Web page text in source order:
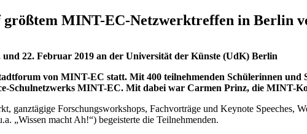
größtem MINT-EC-Netzwerktreffen in Berlin
und 22. Februar 2019 an der Universität der Künste (UdK) Berlin
von MINT-EC statt. Mit 400 teilnehmenden Schülerinnen
Schulnetzwerks MINT-EC. Mit dabei war Carmen Prinz, die MINT-
ganztägige Forschungsworkshops, Fachvorträge und Keynote Speeches,
„Wissen macht Ah!“) begeisterte die Teilnehmenden.